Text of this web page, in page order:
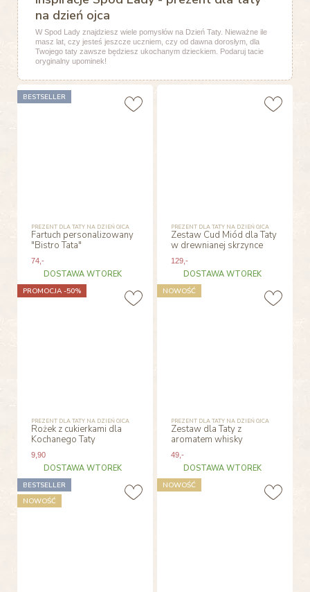
na dzień ojca
W Spod Lady znajdziesz wiele pomysłów na Dzień Taty. Nieważne ile
masz lat, czy jesteś jeszcze uczniem, czy od dawna dorosłym, dla
Twojego taty zawsze będziesz ukochanym dzieckiem. Podaruj tacie
oryginalny upominek!
PREZENT DLA TATY NA DZIEŃ OJCA
Fartuch personalizowany
"Bistro Tata"
74,-
DOSTAWA WTOREK
BESTSELLER
PREZENT DLA TATY NA DZIEŃ OJCA
Zestaw Cud Miód dla Taty
w drewnianej skrzynce
129 ,-
DOSTAWA WTOREK
PREZENT DLA TATY NA DZIEŃ OJCA
Rożek z cukierkami dla
Kochanego Taty
9,90
DOSTAWA WTOREK
PROMOCJA -50%
PREZENT DLA TATY NA DZIEŃ OJCA
Zestaw dla Taty z
aromatem whisky
49 ,-
DOSTAWA WTOREK
NOWOŚĆ
BESTSELLER
NOWOŚĆ
NOWOŚĆ